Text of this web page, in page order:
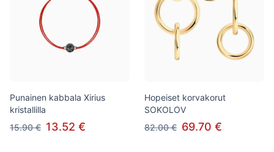
Punainen kabbala Xirius
kristallilla
15.90 € 13.52 €
Hopeiset korvakorut
SOKOLOV
82.00 € 69.70 €